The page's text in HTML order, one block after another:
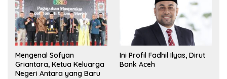
Mengenal Sofyan
Griantara, Ketua Keluarga
Negeri Antara yang Baru
Ini Profil Fadhil Ilyas, Dirut
Bank Aceh